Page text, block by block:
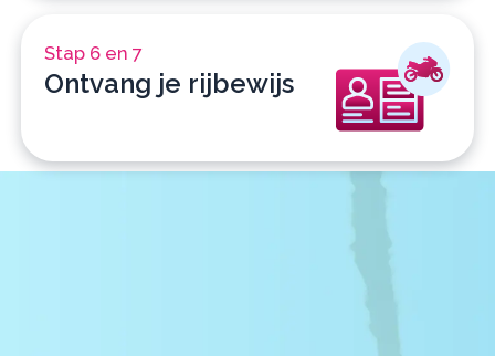
Stap 6 en 7
Ontvang je rijbewijs